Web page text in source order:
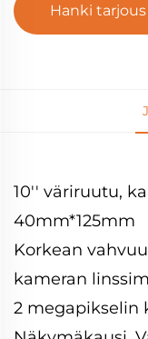
Hanki tarjous
10'' väriruutu,
40mm*125mm
Korkean
kameran
2 megapikselin